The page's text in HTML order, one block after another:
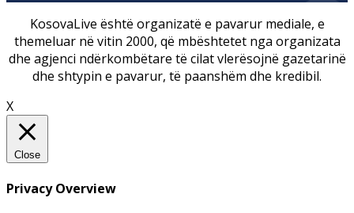
KosovaLive është organizatë e pavarur mediale, e
themeluar në vitin 2000, që mbështetet nga organizata
dhe agjenci ndërkombëtare të cilat vlerësojnë gazetarinë
dhe shtypin e pavarur, të paanshëm dhe kredibil.
X
Close
Privacy Overview